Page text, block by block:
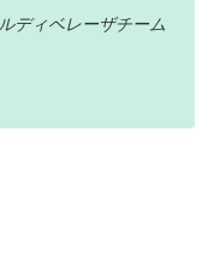
ディベレーザチーム